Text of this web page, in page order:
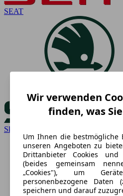
SEAT
Skoda
Wir verwenden
finden, was
Um Ihnen die bestmögliche
unseren Angeboten zu
Drittanbieter Cookies und
(beides gemeinsam
„Cookies"), um
personenbezogene Daten
speichern und darauf